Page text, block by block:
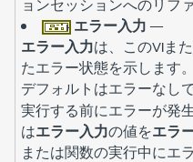
ョンセッションへのリフ
エラー入力 —
エラー入力は、このVIま
たエラー状態を示します。
デフォルトはエラーなし
実行する前にエラーが発
はエラー入力の値をエラ
または関数の実行中にエ